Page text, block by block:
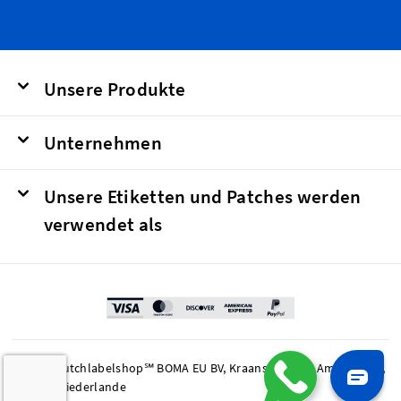
Unsere Produkte
Unternehmen
Unsere Etiketten und Patches werden
verwendet als
© 2026 Dutchlabelshop℠ BOMA EU BV, Kraanspoor 50, Amsterdam,
1033 SE Niederlande